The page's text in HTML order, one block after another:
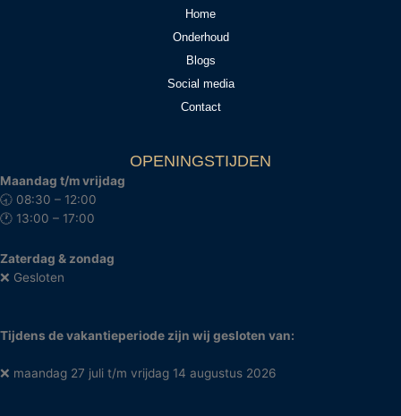
Home
Onderhoud
Blogs
Social media
Contact
OPENINGSTIJDEN
Maandag t/m vrijdag
🕣 08:30 – 12:00
🕐 13:00 – 17:00
Zaterdag & zondag
❌ Gesloten
Tijdens de vakantieperiode zijn wij gesloten van:
❌ maandag 27 juli t/m vrijdag 14 augustus 2026